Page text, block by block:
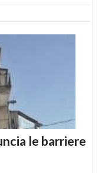
le barriere